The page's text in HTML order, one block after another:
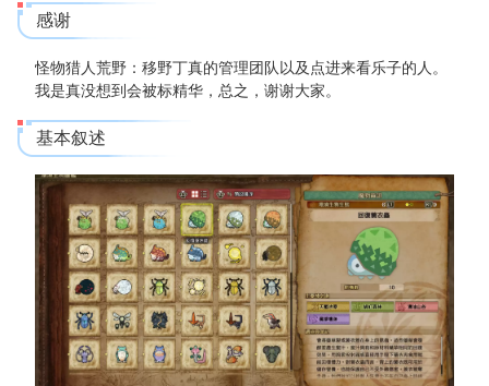
感谢
怪物猎人荒野：移野丁真的管理团队以及点进来看乐子的人。
我是真没想到会被标精华，总之，谢谢大家。
基本叙述